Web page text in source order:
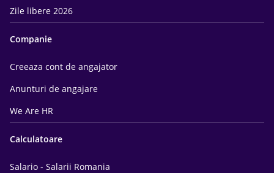
Zile libere 2026
Companie
Creeaza cont de angajator
Anunturi de angajare
We Are HR
Calculatoare
Salario - Salarii Romania